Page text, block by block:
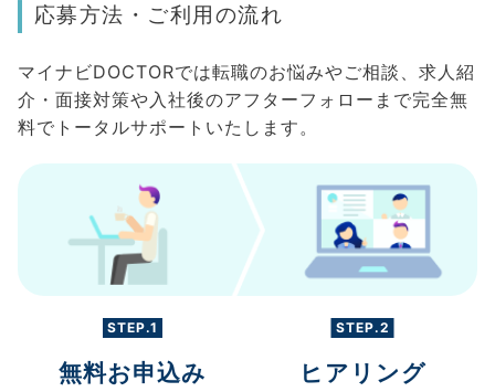
応募方法・ご利用の流れ
マイナビDOCTORでは転職のお悩みやご相談、求人紹
介・面接対策や入社後のアフターフォローまで完全無
料でトータルサポートいたします。
STEP.1
無料お申込み
STEP.2
ヒアリング